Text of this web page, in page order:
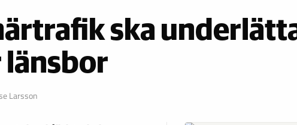
ska
länsbor
Larsson